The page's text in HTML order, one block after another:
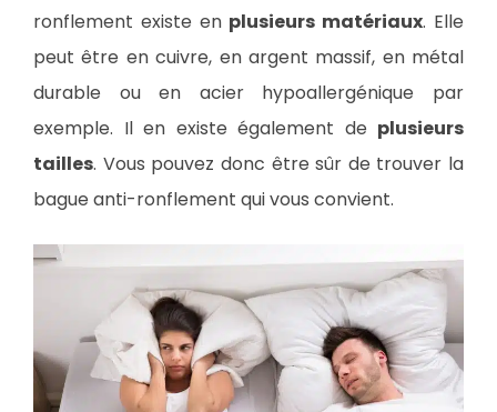
ronflement existe en plusieurs matériaux. Elle
peut être en cuivre, en argent massif, en métal
durable ou en acier hypoallergénique par
exemple. Il en existe également de plusieurs
tailles. Vous pouvez donc être sûr de trouver la
bague anti-ronflement qui vous convient.